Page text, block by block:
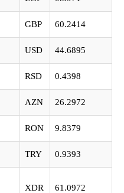
GBP 60.2414
USD 44.6895
RSD 0.4398
AZN 26.2972
RON 9.8379
TRY 0.9393
XDR 61.0972